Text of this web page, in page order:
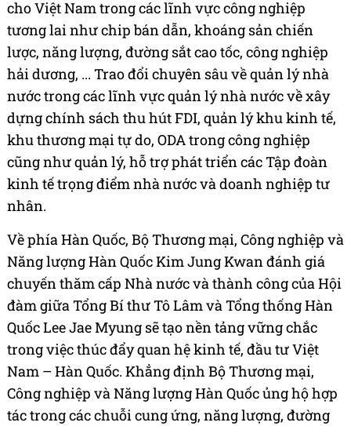
cho Việt Nam trong các lĩnh vực công nghiệp
tương lai như chip bán dẫn, khoáng sản chiến
lược, năng lượng, đường sắt cao tốc, công nghiệp
hải dương, ... Trao đổi chuyên sâu về quản lý nhà
nước trong các lĩnh vực quản lý nhà nước về xây
dựng chính sách thu hút FDI, quản lý khu kinh tế,
khu thương mại tự do, ODA trong công nghiệp
cũng như quản lý, hỗ trợ phát triển các Tập đoàn
kinh tế trọng điểm nhà nước và doanh nghiệp tư
nhân.
Về phía Hàn Quốc, Bộ Thương mại, Công nghiệp và
Năng lượng Hàn Quốc Kim Jung Kwan đánh giá
chuyến thăm cấp Nhà nước và thành công của Hội
đàm giữa Tổng Bí thư Tô Lâm và Tổng thống Hàn
Quốc Lee Jae Myung sẽ tạo nền tảng vững chắc
trong việc thúc đẩy quan hệ kinh tế, đầu tư Việt
Nam – Hàn Quốc. Khẳng định Bộ Thương mại,
Công nghiệp và Năng lượng Hàn Quốc ủng hộ hợp
tác trong các chuỗi cung ứng, năng lượng, đường